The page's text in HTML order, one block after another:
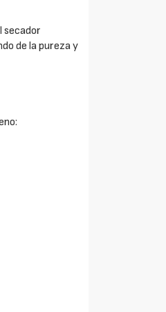
secador
de la pureza y